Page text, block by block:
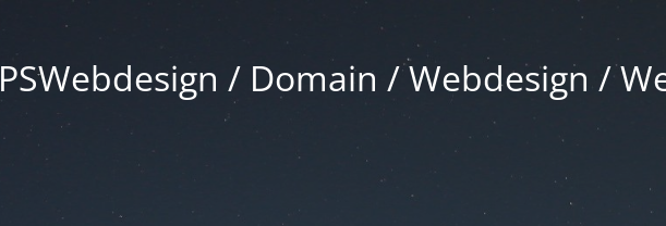
PSWebdesign / Domain / Webdesign /